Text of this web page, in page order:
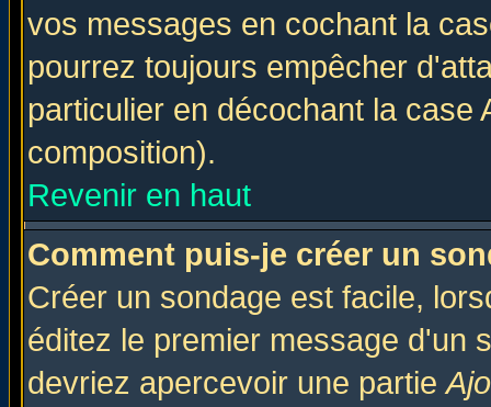
vos messages en cochant la
pourrez toujours empêcher
particulier en décochant la
composition).
Revenir en haut
Comment puis-je créer un
Créer un sondage est facile,
éditez le premier message d'un
devriez apercevoir une partie